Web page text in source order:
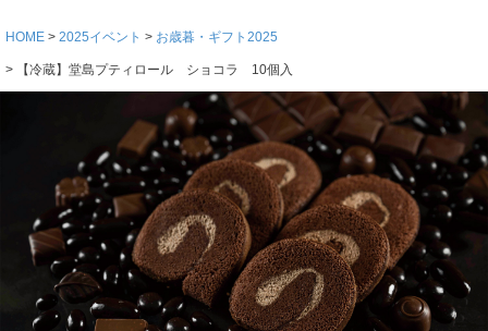
HOME 2025イベント お歳暮・ギフト2025
【冷蔵】堂島プティロール ショコラ 10個入